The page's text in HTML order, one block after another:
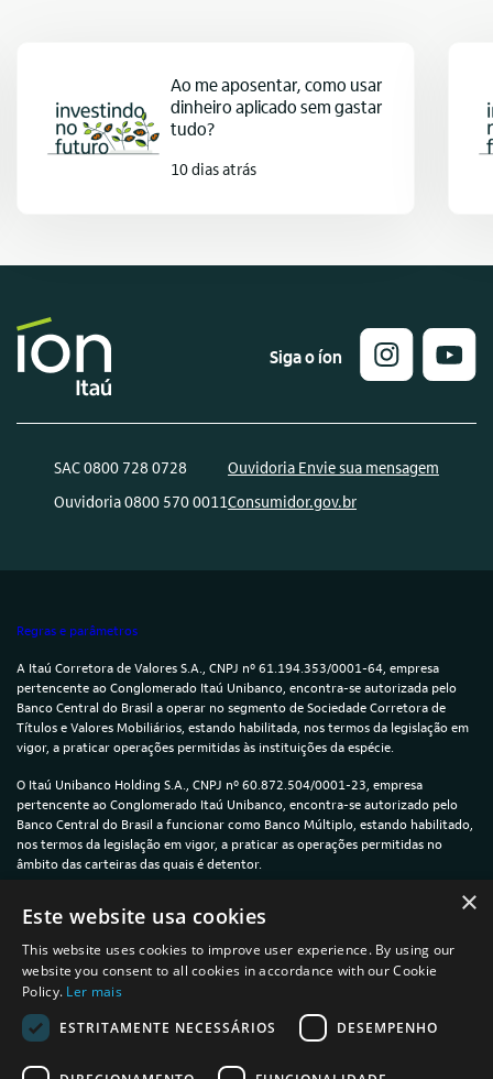
Ao me aposentar, como usar
dinheiro aplicado sem gastar
tudo?
10 dias atrás
Siga o íon
SAC 0800 728 0728
Ouvidoria 0800 570 0011
Ouvidoria Envie sua mensagem
Consumidor.gov.br
Regras e parâmetros
A Itaú Corretora de Valores S.A., CNPJ nº 61.194.353/0001-64, empresa
pertencente ao Conglomerado Itaú Unibanco, encontra-se autorizada pelo
Banco Central do Brasil a operar no segmento de Sociedade Corretora de
Títulos e Valores Mobiliários, estando habilitada, nos termos da legislação em
vigor, a praticar operações permitidas às instituições da espécie.
O Itaú Unibanco Holding S.A., CNPJ nº 60.872.504/0001-23, empresa
pertencente ao Conglomerado Itaú Unibanco, encontra-se autorizado pelo
Banco Central do Brasil a funcionar como Banco Múltiplo, estando habilitado,
nos termos da legislação em vigor, a praticar as operações permitidas no
âmbito das carteiras das quais é detentor.
Política de Privacidade e Cookies
Termos de uso
×
Este website usa cookies
This website uses cookies to improve user experience. By using our
website you consent to all cookies in accordance with our Cookie
Policy. Ler mais
ESTRITAMENTE NECESSÁRIOS
DESEMPENHO